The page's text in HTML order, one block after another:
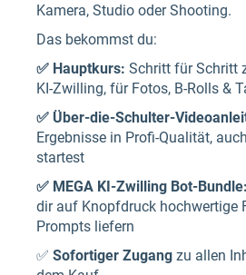
Kamera, Studio oder Shooting.
Das bekommst du:
✅ Hauptkurs: Schritt für Schritt
KI-Zwilling, für Fotos, B-Rolls &
✅ Über-die-Schulter-
Ergebnisse in Profi-Qualität,
startest
✅ MEGA KI-Zwilling Bot-Bundle:
dir auf Knopfdruck hochwertige
Prompts liefern
✅ Sofortiger Zugang zu allen